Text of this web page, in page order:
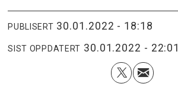
PUBLISERT 30.01.2022 - 18:18
SIST OPPDATERT 30.01.2022 - 22:01